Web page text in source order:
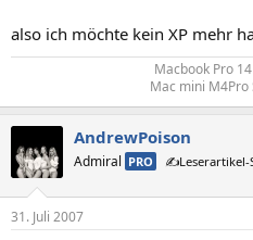
also ich möchte kein XP mehr
Macbook Pro
Mac mini M4Pro
AndrewPoison
Admiral PRO ✍️Leserartikel-
31. Juli 2007